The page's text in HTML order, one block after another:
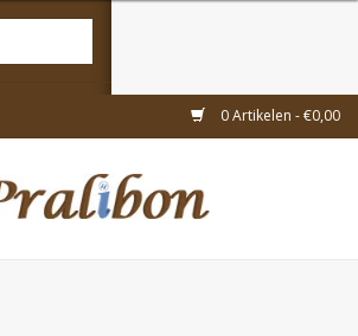
0 Artikelen - €0,00